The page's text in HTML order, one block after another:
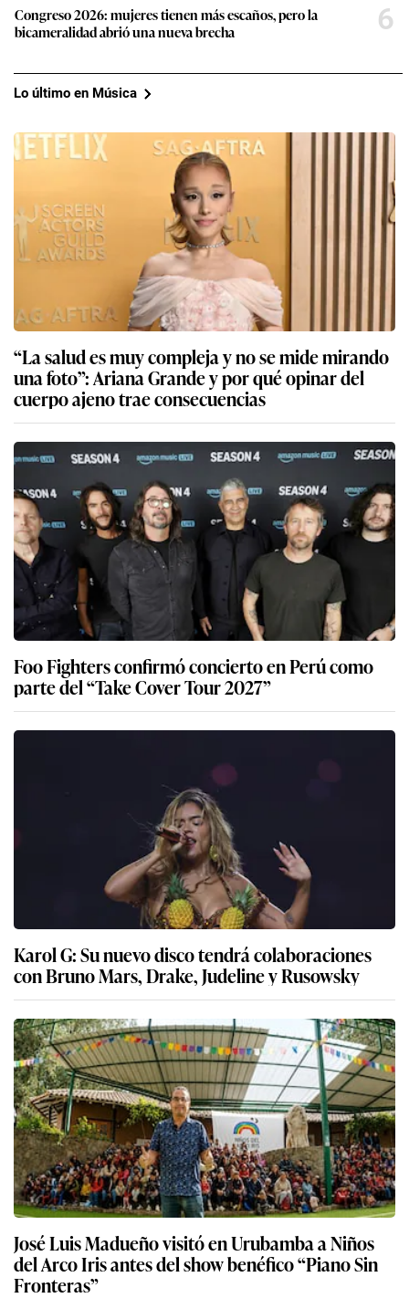
Congreso 2026: mujeres tienen más escaños, pero la
bicameralidad abrió una nueva brecha
6
Lo último en Música
“La salud es muy compleja y no se mide mirando
una foto”: Ariana Grande y por qué opinar del
cuerpo ajeno trae consecuencias
Foo Fighters confirmó concierto en Perú como
parte del “Take Cover Tour 2027”
Karol G: Su nuevo disco tendrá colaboraciones
con Bruno Mars, Drake, Judeline y Rusowsky
José Luis Madueño visitó en Urubamba a Niños
del Arco Iris antes del show benéfico “Piano Sin
Fronteras”